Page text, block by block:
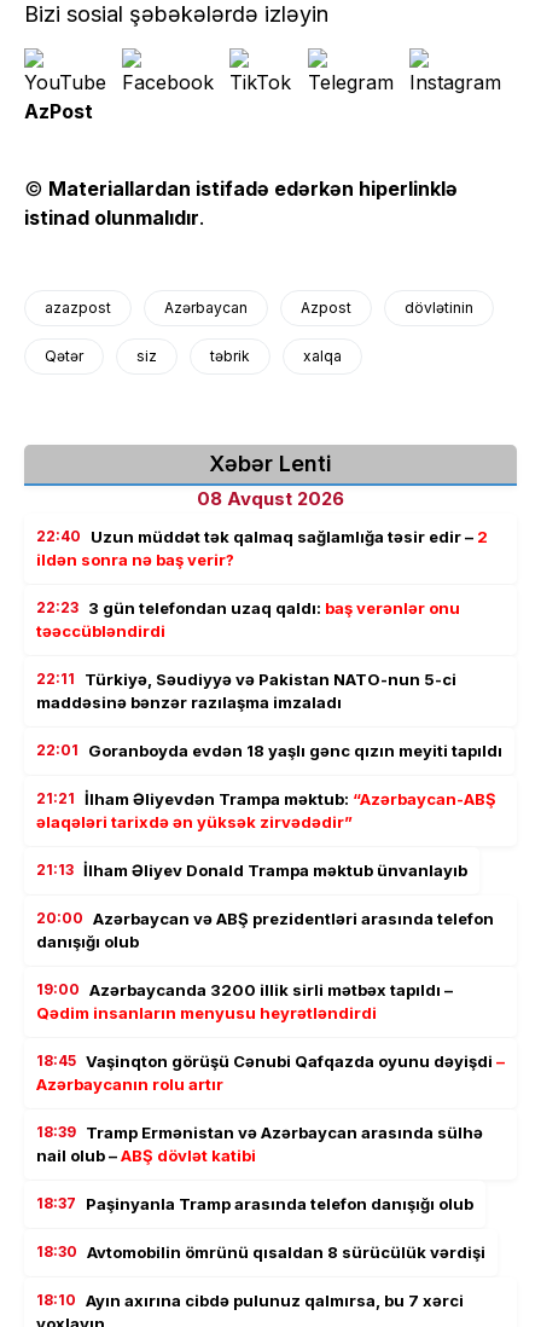
Bizi sosial şəbəkələrdə izləyin
AzPost
© Materiallardan istifadə edərkən hiperlinklə
istinad olunmalıdır.
azazpost Azərbaycan Azpost dövlətinin
Qətər siz təbrik xalqa
Xəbər Lenti
08 Avqust 2026
22:40 Uzun müddət tək qalmaq sağlamlığa təsir edir – 2
ildən sonra nə baş verir?
22:23 3 gün telefondan uzaq qaldı: baş verənlər onu
təəccübləndirdi
22:11
Türkiyə, Səudiyyə və Pakistan NATO-nun 5-ci
maddəsinə bənzər razılaşma imzaladı
22:01 Goranboyda evdən 18 yaşlı gənc qızın meyiti tapıldı
21:21 İlham Əliyevdən Trampa məktub: “Azərbaycan-ABŞ
əlaqələri tarixdə ən yüksək zirvədədir”
21:13 İlham Əliyev Donald Trampa məktub ünvanlayıb
20:00 Azərbaycan və ABŞ prezidentləri arasında telefon
danışığı olub
19:00 Azərbaycanda 3200 illik sirli mətbəx tapıldı –
Qədim insanların menyusu heyrətləndirdi
18:45 Vaşinqton görüşü Cənubi Qafqazda oyunu dəyişdi –
Azərbaycanın rolu artır
18:39 Tramp Ermənistan və Azərbaycan arasında sülhə
nail olub –ABŞ dövlət katibi
18:37 Paşinyanla Tramp arasında telefon danışığı olub
18:30 Avtomobilin ömrünü qısaldan 8 sürücülük vərdişi
18:10 Ayın axırına cibdə pulunuz qalmırsa, bu 7 xərci